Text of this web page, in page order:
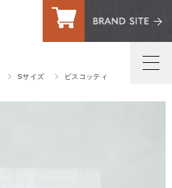
Sサイズ ビスコッティ